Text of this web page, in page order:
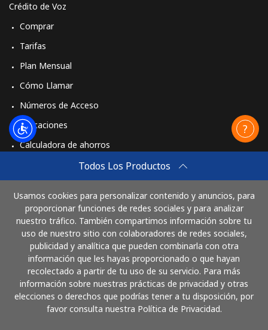
Todos Los Productos
Usamos cookies para personalizar contenido y anuncios, para
proporcionar funciones de redes sociales y para analizar
nuestro tráfico. También compartimos información sobre tu
uso de nuestro sitio con colaboradores de redes sociales,
publicidad y analítica que pueden combinarla con otra
información que les hayas proporcionado o que hayan
recolectado a partir de tu uso de su servicio. Para más
información sobre nuestras prácticas de privacidad y otras
elecciones o derechos que podrías tener a tu disposición, por
favor consulta nuestra Política de Privacidad.
Crédito de Voz
Comprar
Tarifas
Plan Mensual
Cómo Llamar
Números de Acceso
Aplicaciones
Calculadora de ahorros
Cómo funciona
Paga con